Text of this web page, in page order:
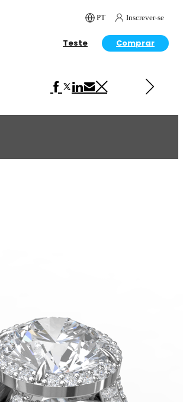
PT Inscrever-se
Teste Comprar
Samsung Headphones